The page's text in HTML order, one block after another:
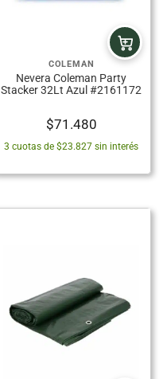
COLEMAN
Nevera Coleman Party
Stacker 32Lt Azul #2161172
$71.480
3 cuotas de $23.827 sin interés